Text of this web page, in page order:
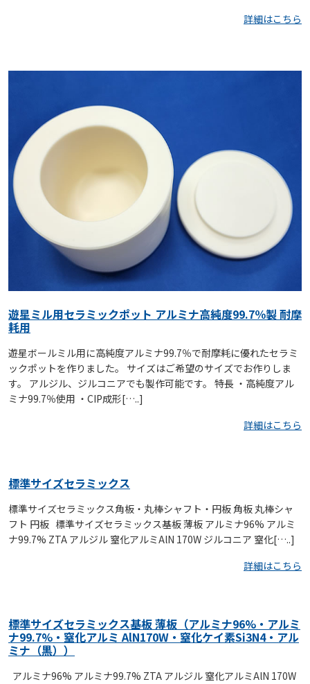
詳細はこちら
遊星ミル用セラミックポット アルミナ高純度99.7％製 耐摩
耗用
遊星ボールミル用に高純度アルミナ99.7％で耐摩耗に優れたセラミ
ックポットを作りました。 サイズはご希望のサイズでお作りしま
す。 アルジル、ジルコニアでも製作可能です。 特長 ・高純度アル
ミナ99.7％使用 ・CIP成形[…..]
詳細はこちら
標準サイズセラミックス
標準サイズセラミックス角板・丸棒シャフト・円板 角板 丸棒シャ
フト 円板 標準サイズセラミックス基板 薄板 アルミナ96% アルミ
ナ99.7% ZTA アルジル 窒化アルミAlN 170W ジルコニア 窒化[…..]
詳細はこちら
標準サイズセラミックス基板 薄板（アルミナ96%・アルミ
ナ99.7%・窒化アルミ AlN170W・窒化ケイ素Si3N4・アル
ミナ（黒））
アルミナ96% アルミナ99.7% ZTA アルジル 窒化アルミAlN 170W